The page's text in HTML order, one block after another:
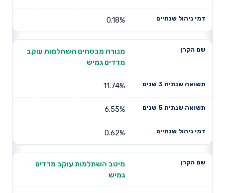
0.18%
מנורה מבטחים השתלמות עוקב
מדדים גמיש
11.74%
6.55%
0.62%
מיטב השתלמות עוקב מדדים
גמיש